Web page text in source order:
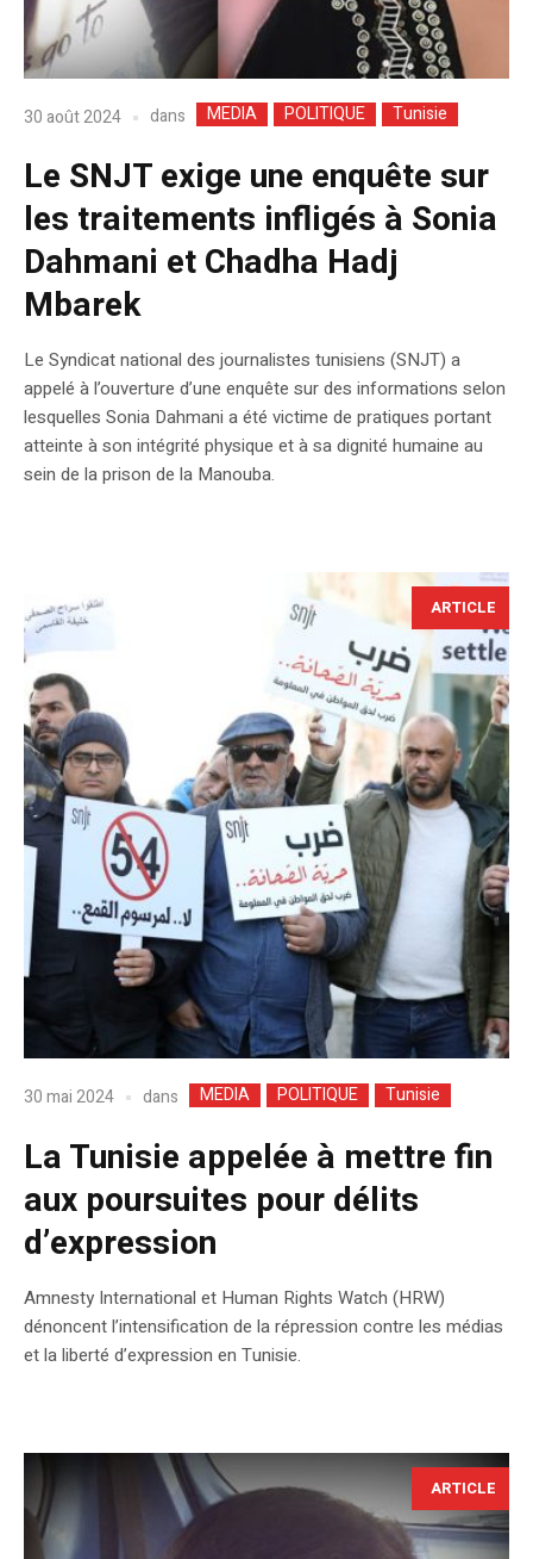
30 août 2024 dans MEDIA POLITIQUE Tunisie
Le SNJT exige une enquête sur
les traitements infligés à Sonia
Dahmani et Chadha Hadj
Mbarek
Le Syndicat national des journalistes tunisiens (SNJT) a
appelé à l’ouverture d’une enquête sur des informations selon
lesquelles Sonia Dahmani a été victime de pratiques portant
atteinte à son intégrité physique et à sa dignité humaine au
sein de la prison de la Manouba.
ARTICLE
30 mai 2024 dans MEDIA POLITIQUE Tunisie
La Tunisie appelée à mettre fin
aux poursuites pour délits
d’expression
Amnesty International et Human Rights Watch (HRW)
dénoncent l’intensification de la répression contre les médias
et la liberté d’expression en Tunisie.
ARTICLE